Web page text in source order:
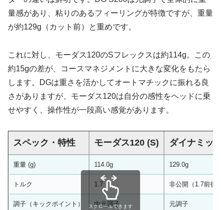
量感があり、粘りのあるフィーリングが特徴ですが、重量
が約129g（カット前）と重めです。
これに対し、モーダス120のSフレックスは約114g。この
約15gの差が、コースマネジメントに大きな変化をもたら
します。DGは重さを活かしてオートマチックに振れる良
さがありますが、モーダス120は自分の感性をヘッドに乗
せやすく、操作性が一段高い感覚があります。
スペック・特性 モーダス120 (S) ダイナミッ
重量 (g) 114.0g 129.0g
トルク 1.7 非公開（1.7前後
調子（キックポイント） 中元調子 元調子
スクロールできます